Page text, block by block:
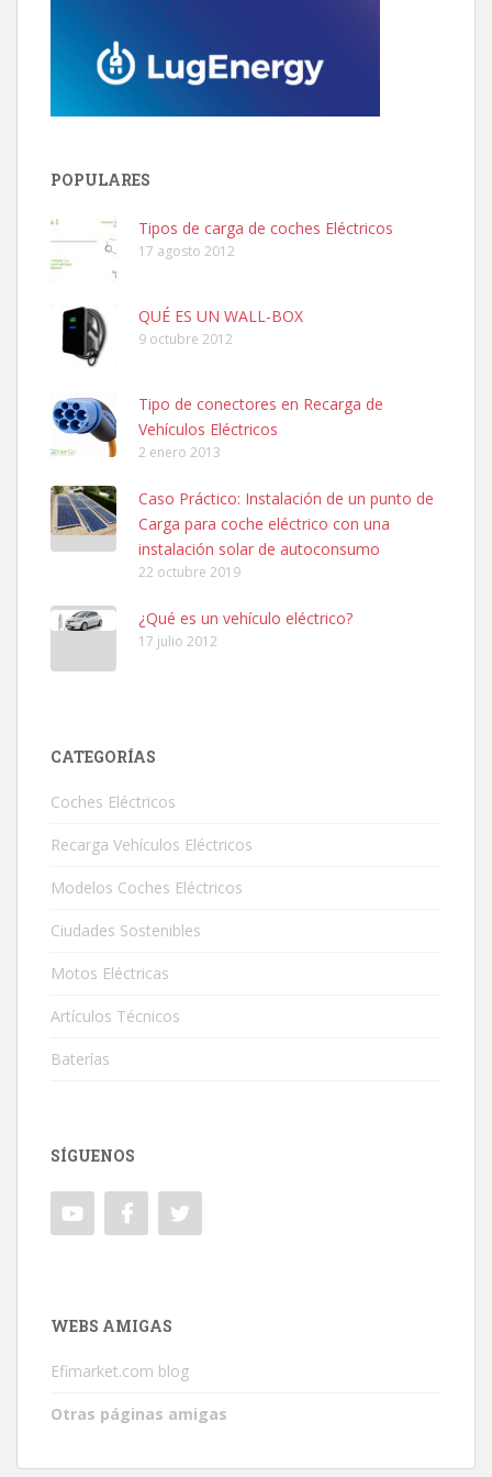
POPULARES
Tipos de carga de coches Eléctricos
17 agosto 2012
QUÉ ES UN WALL-BOX
9 octubre 2012
Tipo de conectores en Recarga de
Vehículos Eléctricos
2 enero 2013
Caso Práctico: Instalación de un punto de
Carga para coche eléctrico con una
instalación solar de autoconsumo
22 octubre 2019
¿Qué es un vehículo eléctrico?
17 julio 2012
CATEGORÍAS
Coches Eléctricos
Recarga Vehículos Eléctricos
Modelos Coches Eléctricos
Ciudades Sostenibles
Motos Eléctricas
Artículos Técnicos
Baterías
SÍGUENOS
WEBS AMIGAS
Efimarket.com blog
Otras páginas amigas